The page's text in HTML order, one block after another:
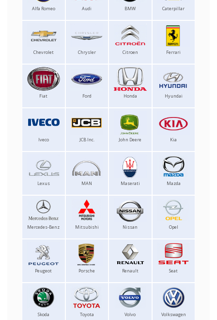
Alfa Romeo Audi BMW Caterpillar
Chevrolet Chrysler Citroen Ferrari
Fiat Ford Honda Hyundai
Iveco JCB Inc. John Deere Kia
Lexus MAN Maserati Mazda
Mercedes-Benz Mitsubishi Nissan Opel
Peugeot Porsche Renault Seat
Skoda Toyota Volvo Volkswagen